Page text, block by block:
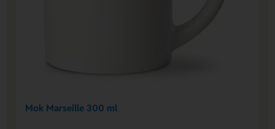
Mok Marseille 300 ml